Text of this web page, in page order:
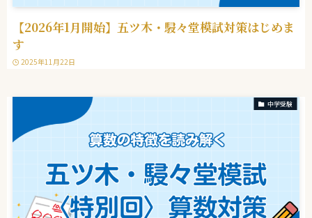
【2026年1月開始】五ツ木・駸々堂模試対策はじめま
す
2025年11月22日
中学受験